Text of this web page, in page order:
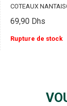
COTEAUX
69,90 Dhs
Rupture de stock